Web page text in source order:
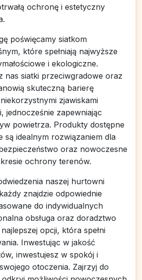
ochronę i estetyczny
poświęcamy siatkom
które spełniają najwyższe
i ekologiczne.
nas siatki przeciwgradowe oraz
skuteczną barierę
zjawiskami
jednocześnie zapewniając
powietrza. Produkty dostępne
są idealnym rozwiązaniem dla
oraz nowoczesne
ochrony terenów.
naszej hurtowni
znajdzie odpowiednie
do indywidualnych
obsługa oraz doradztwo
opcji, która spełni
Inwestując w jakość
inwestujesz w spokój i
otoczenia. Zajrzyj do